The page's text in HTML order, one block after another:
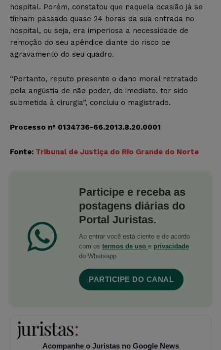
hospital. Porém, constatou que naquela ocasião já se
tinham passado quase 24 horas da sua entrada no
hospital, ou seja, era imperiosa a necessidade de
remoção do seu apêndice diante do risco de
agravamento do seu quadro.
“Portanto, reputo presente o dano moral retratado
pela angústia de não poder, de imediato, ter sido
submetida à cirurgia”, concluiu o magistrado.
Processo nº 0134736-66.2013.8.20.0001
Fonte: Tribunal de Justiça do Rio Grande do Norte
Participe e receba as
postagens diárias do
Portal Juristas.
Ao entrar você está ciente e de acordo
com os termos de uso e privacidade
do Whatsapp.
PARTICIPE DO CANAL
Acompanhe o Juristas no Google News